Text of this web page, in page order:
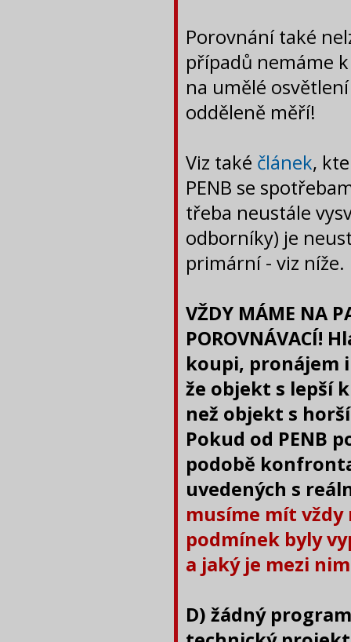
Porovnání také
případů nemáme
na umělé
odděleně měří!
Viz také článek,
PENB se
třeba neustále
odborníky) je
primární - viz níže.
VŽDY MÁME NA
POROVNÁVACÍ!
koupi, pronájem
že objekt s lepší
než objekt s
Pokud od PENB
podobě
uvedených s
musíme mít
podmínek byly
a jaký je mezi
D) žádný